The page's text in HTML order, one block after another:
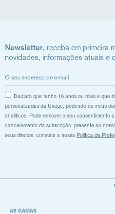
Newsletter, receba em primeira
novidades, informações atuais e
Declaro que tenho 16 anos ou mais e que
personalizadas da Uriage, podendo os meus
analíticos. Pode remover o seu consentimento
cancelamento da subscrição, presente na
seus direitos, consulte a nossa Política de
AS GAMAS